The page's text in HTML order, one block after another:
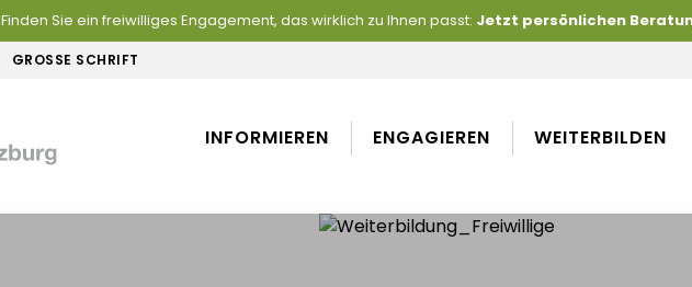
Finden Sie ein freiwilliges Engagement, das wirklich zu Ihnen passt: Jetzt persönlichen
GROSSE SCHRIFT
INFORMIEREN ENGAGIEREN WEITERBILDEN